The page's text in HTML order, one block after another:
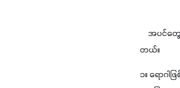
အပင်တွေ
တယ်။
၁။ ရောဂ